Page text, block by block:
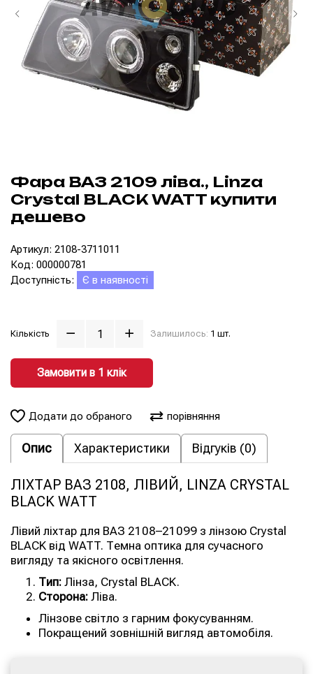
Фара ВАЗ 2109 ліва., Linza
Crystal BLACK WATT купити
дешево
Артикул: 2108-3711011
Код: 000000781
Доступність:
Є в наявності
Кількість Залишилось: 1 шт.
Замовити в 1 клiк
Додати до обраного порівняння
Опис Характеристики Відгуків (0)
ЛІХТАР ВАЗ 2108, ЛІВИЙ, LINZA CRYSTAL
BLACK WATT
Лівий ліхтар для ВАЗ 2108–21099 з лінзою Crystal
BLACK від WATT. Темна оптика для сучасного
вигляду та якісного освітлення.
Тип: Лінза, Crystal BLACK.
Сторона: Ліва.
Лінзове світло з гарним фокусуванням.
Покращений зовнішній вигляд автомобіля.